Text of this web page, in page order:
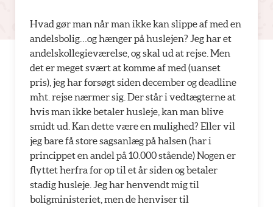
Hvad gør man når man ikke kan slippe af med en
andelsbolig…og hænger på huslejen? Jeg har et
andelskollegieværelse, og skal ud at rejse. Men
det er meget svært at komme af med (uanset
pris), jeg har forsøgt siden december og deadline
mht. rejse nærmer sig. Der står i vedtægterne at
hvis man ikke betaler husleje, kan man blive
smidt ud. Kan dette være en mulighed? Eller vil
jeg bare få store sagsanlæg på halsen (har i
princippet en andel på 10.000 stående) Nogen er
flyttet herfra for op til et år siden og betaler
stadig husleje. Jeg har henvendt mig til
boligministeriet, men de henviser til